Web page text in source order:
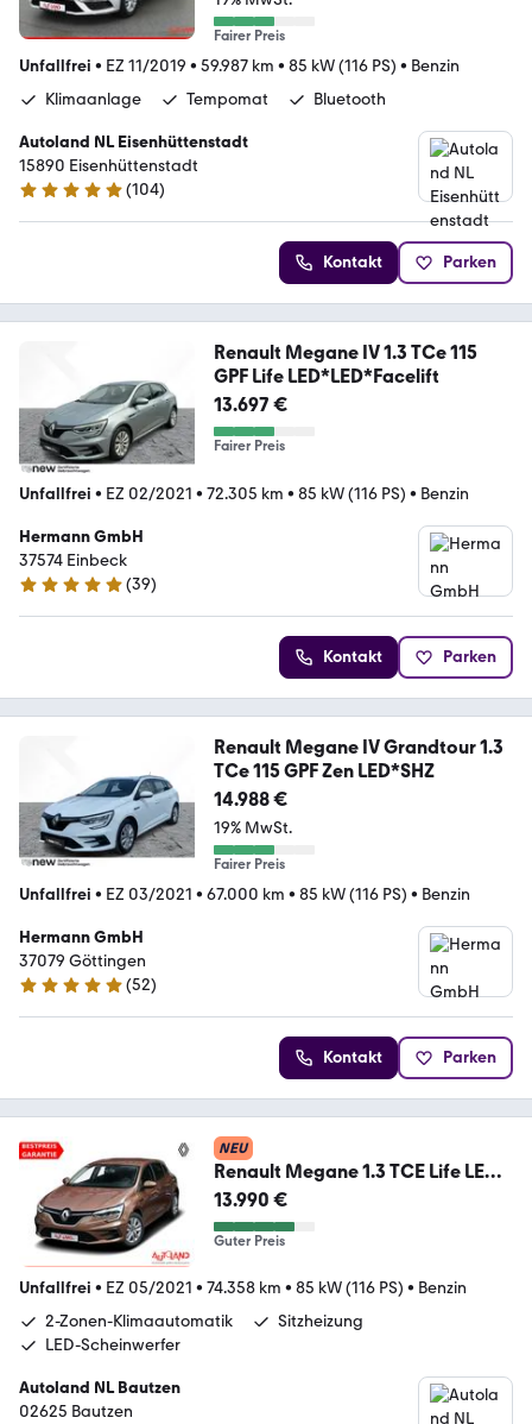
Fairer Preis
Unfallfrei • EZ 11/2019 • 59.987 km • 85 kW (116 PS) • Benzin
Klimaanlage
Tempomat Bluetooth
Autoland NL Eisenhüttenstadt
15890 Eisenhüttenstadt
4.8 Sterne
(104)
Kontakt Parken
Renault Megane IV 1.3 TCe 115
GPF Life LED*LED*Facelift
13.697 €
Fairer Preis
Unfallfrei • EZ 02/2021 • 72.305 km • 85 kW (116 PS) • Benzin
Hermann GmbH
37574 Einbeck
4.9 Sterne
(39)
Kontakt Parken
Renault Megane IV Grandtour 1.3
TCe 115 GPF Zen LED*SHZ
14.988 €
19% MwSt.
Fairer Preis
Unfallfrei • EZ 03/2021 • 67.000 km • 85 kW (116 PS) • Benzin
Hermann GmbH
37079 Göttingen
4.8 Sterne
(52)
Kontakt Parken
NEU
Renault Megane 1.3 TCE Life LED
Android Apple Tempomat
13.990 €
Guter Preis
Unfallfrei • EZ 05/2021 • 74.358 km • 85 kW (116 PS) • Benzin
2-Zonen-Klimaautomatik
Sitzheizung
LED-Scheinwerfer
Autoland NL Bautzen
02625 Bautzen